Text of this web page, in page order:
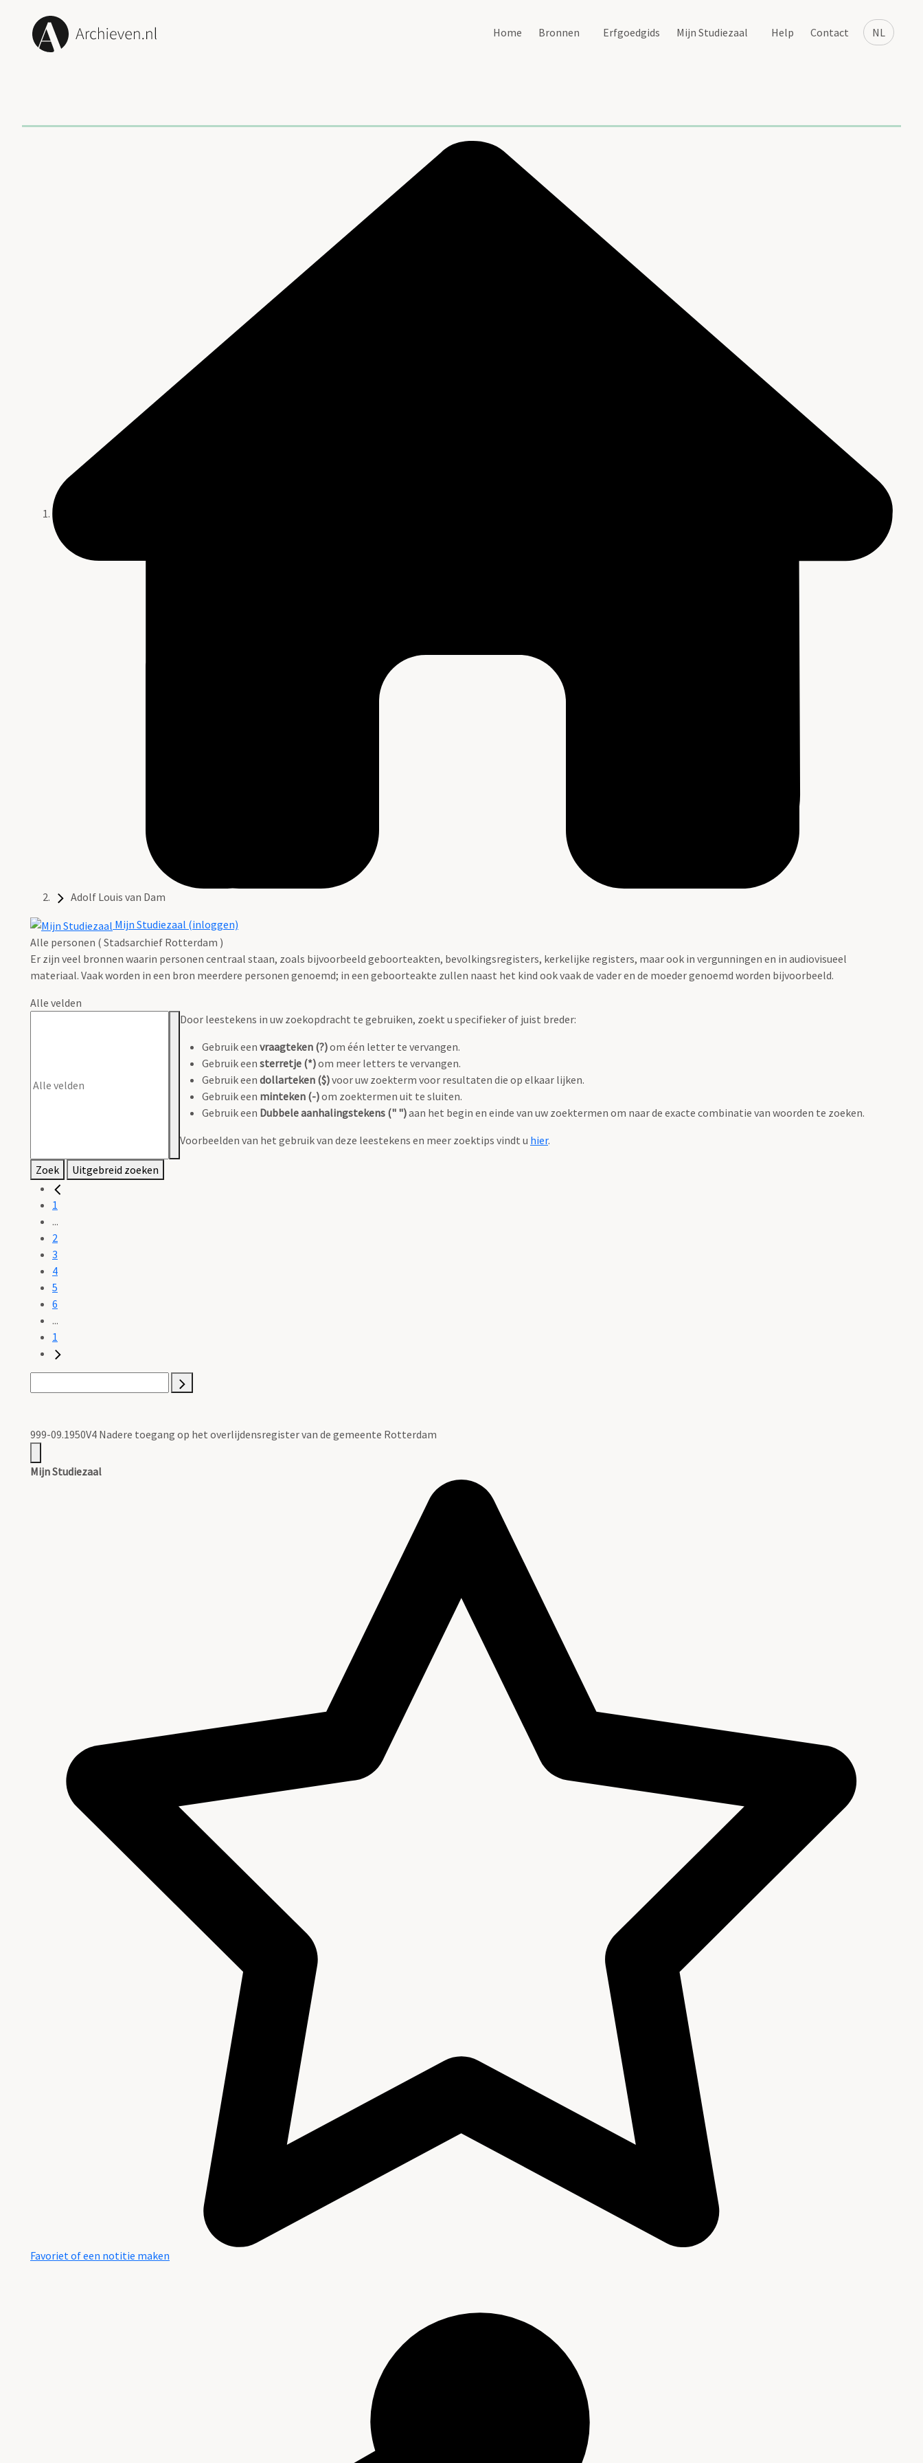
NL
Home Bronnen Erfgoedgids Mijn Studiezaal Help Contact
Adolf Louis van Dam
Mijn Studiezaal (inloggen)
Alle personen ( Stadsarchief Rotterdam )
Er zijn veel bronnen waarin personen centraal staan, zoals bijvoorbeeld geboorteakten, bevolkingsregisters, kerkelijke registers, maar ook in vergunningen en in audiovisueel
materiaal. Vaak worden in een bron meerdere personen genoemd; in een geboorteakte zullen naast het kind ook vaak de vader en de moeder genoemd worden bijvoorbeeld.
Alle velden
Door leestekens in uw zoekopdracht te gebruiken, zoekt u specifieker of juist breder:
Gebruik een vraagteken (?)om één letter te vervangen.
Gebruik een sterretje (*)om meer letters te vervangen.
Gebruik een dollarteken ($)voor uw zoekterm voor resultaten die op elkaar lijken.
Gebruik een minteken (-)om zoektermen uit te sluiten.
Gebruik een Dubbele aanhalingstekens (" ")aan het begin en einde van uw zoektermen om naar de exacte combinatie van woorden te zoeken.
Voorbeelden van het gebruik van deze leestekens en meer zoektips vindt u hier.
Zoek Uitgebreid zoeken
1
...
2
3
4
5
6
...
1
999-09.1950V4 Nadere toegang op het overlijdensregister van de gemeente Rotterdam
Mijn Studiezaal
Favoriet of een notitie maken